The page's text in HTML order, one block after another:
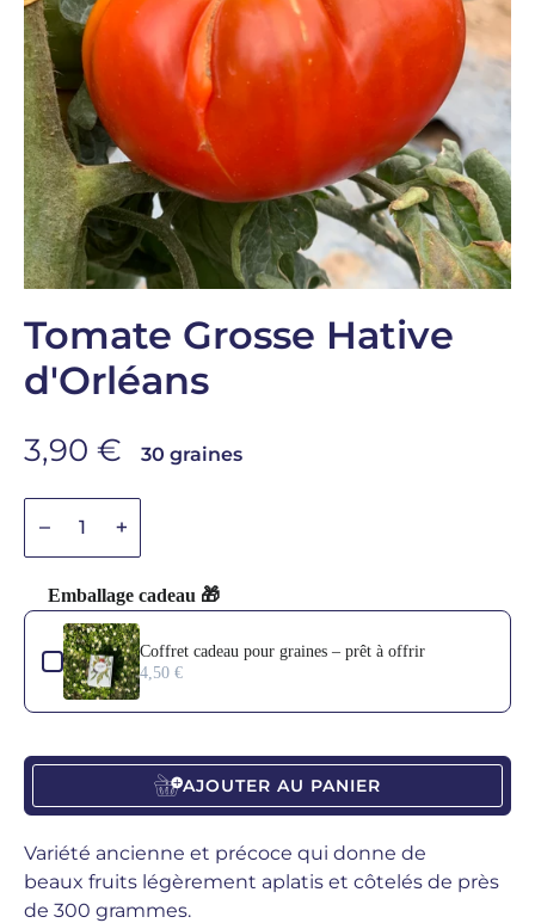
Tomate Grosse Hative
d'Orléans
Prix de vente
3,90 € 30 graines
Emballage cadeau 🎁
Use the Previous and Next buttons to navigate through product
Coffret cadeau pour graines – prêt à offrir
4,50 €
AJOUTER AU PANIER
Variété ancienne et précoce qui donne de
beaux fruits légèrement aplatis et côtelés de près
de 300 grammes.